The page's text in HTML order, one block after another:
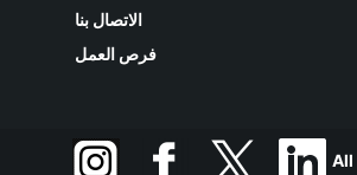
الاتصال بنا
فرص العمل